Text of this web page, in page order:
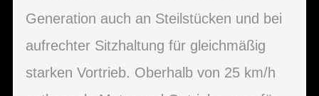
Generation auch an Steilstücken und bei
aufrechter Sitzhaltung für gleichmäßig
starken Vortrieb. Oberhalb von 25 km/h